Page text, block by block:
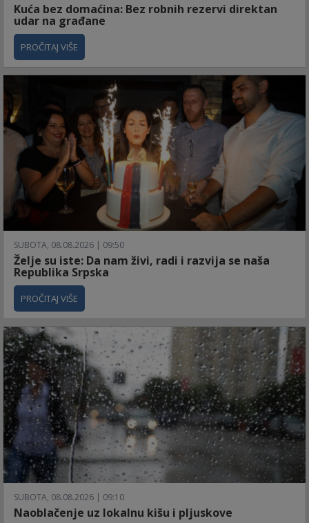
Kuća bez domaćina: Bez robnih rezervi direktan
udar na građane
PROČITAJ VIŠE
SUBOTA, 08.08.2026 | 09:50
Želje su iste: Da nam živi, radi i razvija se naša
Republika Srpska
PROČITAJ VIŠE
SUBOTA, 08.08.2026 | 09:10
Naoblačenje uz lokalnu kišu i pljuskove